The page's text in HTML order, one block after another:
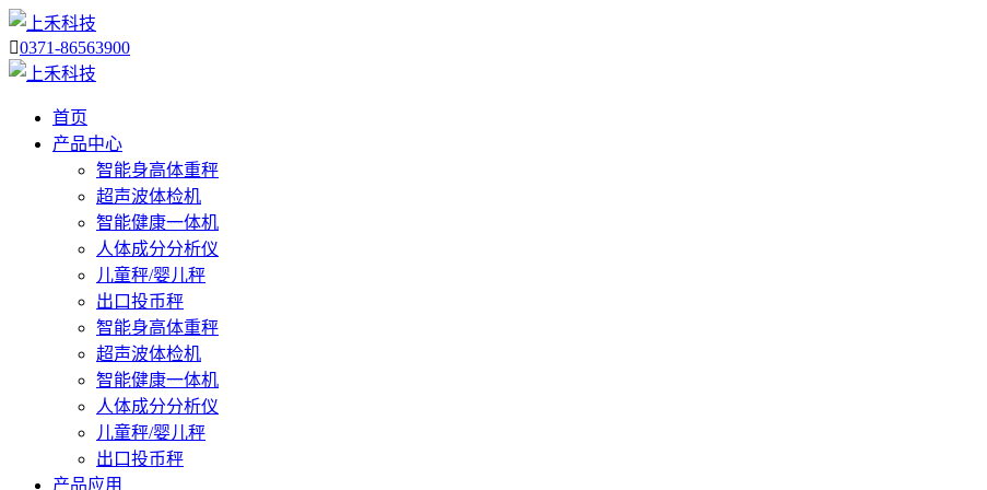
0371-86563900
首页
产品中心
智能身高体重秤
超声波体检机
智能健康一体机
人体成分分析仪
儿童秤/婴儿秤
出口投币秤
智能身高体重秤
超声波体检机
智能健康一体机
人体成分分析仪
儿童秤/婴儿秤
出口投币秤
产品应用